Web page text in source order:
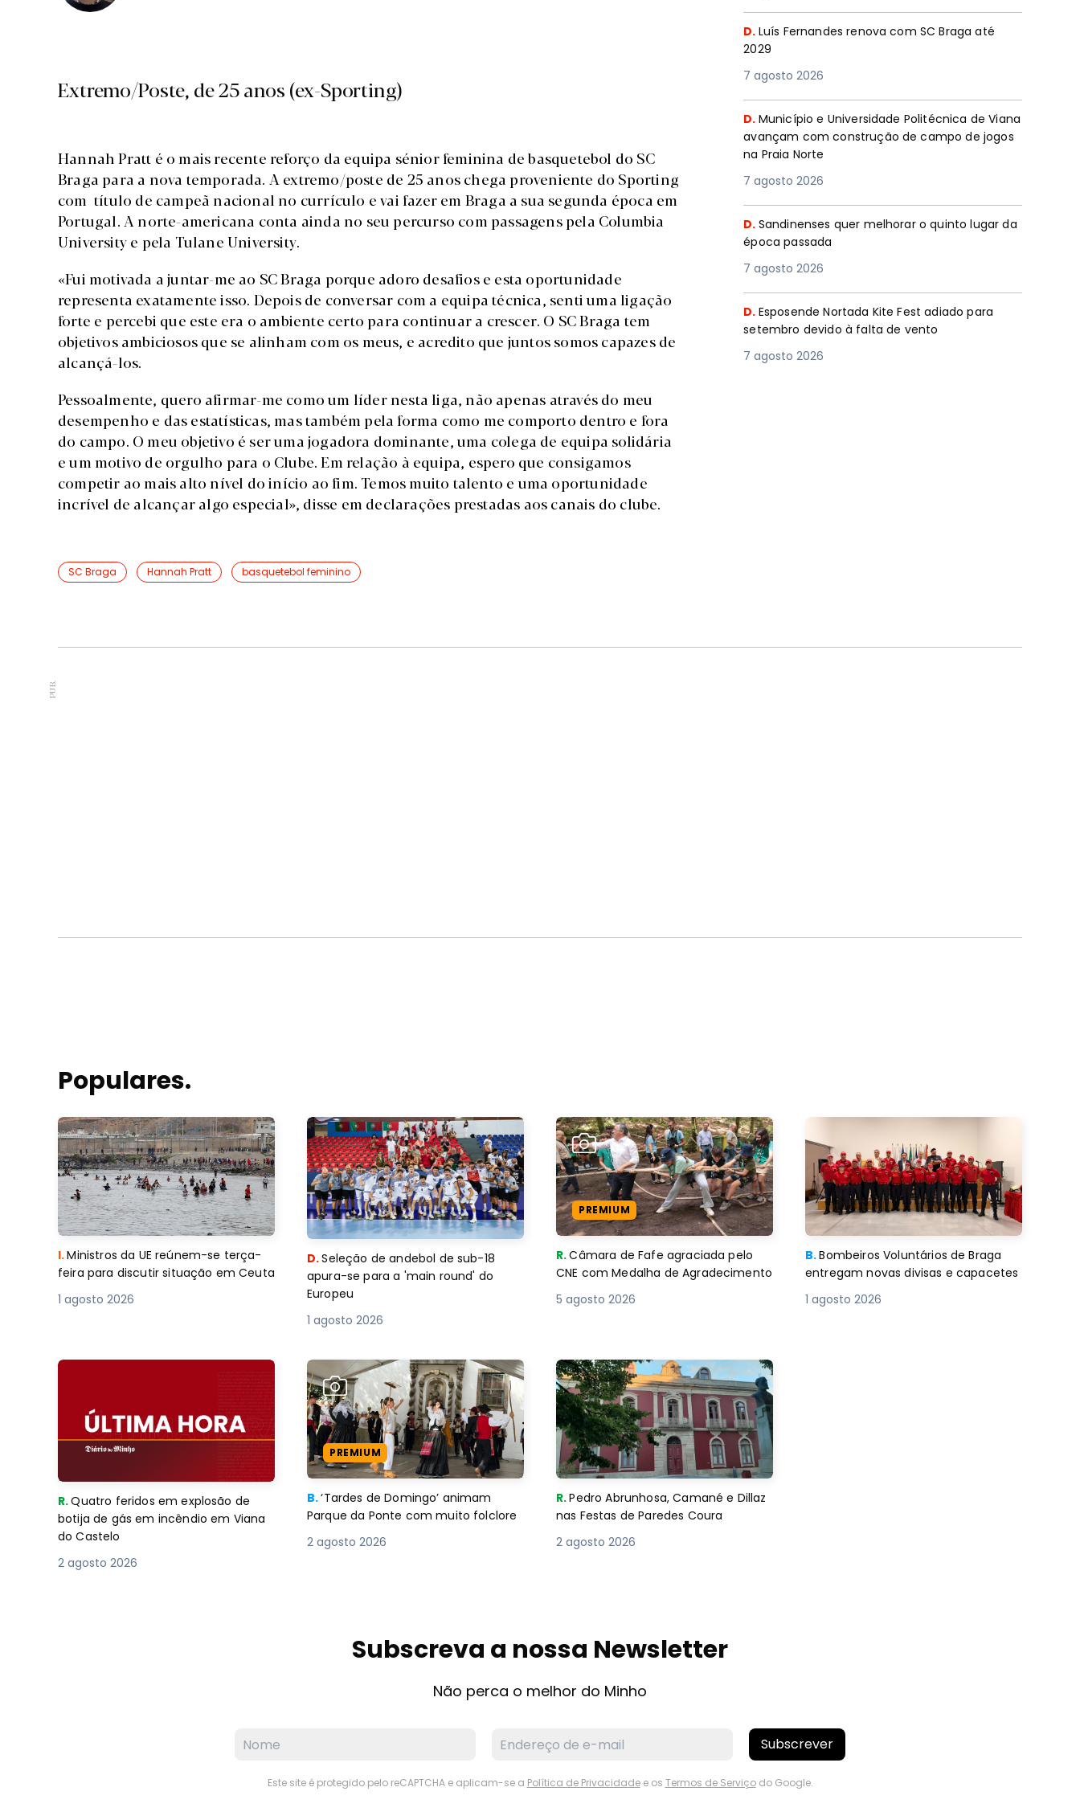
Extremo/Poste, de 25 anos (ex-Sporting)
Hannah Pratt é o mais recente reforço da equipa sénior feminina de basquetebol do SC
Braga para a nova temporada. A extremo/poste de 25 anos chega proveniente do Sporting
com título de campeã nacional no currículo e vai fazer em Braga a sua segunda época em
Portugal. A norte-americana conta ainda no seu percurso com passagens pela Columbia
University e pela Tulane University.
«Fui motivada a juntar-me ao SC Braga porque adoro desafios e esta oportunidade
representa exatamente isso. Depois de conversar com a equipa técnica, senti uma ligação
forte e percebi que este era o ambiente certo para continuar a crescer. O SC Braga tem
objetivos ambiciosos que se alinham com os meus, e acredito que juntos somos capazes de
alcançá-los.
Pessoalmente, quero afirmar-me como um líder nesta liga, não apenas através do meu
desempenho e das estatísticas, mas também pela forma como me comporto dentro e fora
do campo. O meu objetivo é ser uma jogadora dominante, uma colega de equipa solidária
e um motivo de orgulho para o Clube. Em relação à equipa, espero que consigamos
competir ao mais alto nível do início ao fim. Temos muito talento e uma oportunidade
incrível de alcançar algo especial», disse em declarações prestadas aos canais do clube.
SC Braga Hannah Pratt basquetebol feminino
D. Luís Fernandes renova com SC Braga até
2029
7 agosto 2026
D. Município e Universidade Politécnica de Viana
avançam com construção de campo de jogos
na Praia Norte
7 agosto 2026
D. Sandinenses quer melhorar o quinto lugar da
época passada
7 agosto 2026
D. Esposende Nortada Kite Fest adiado para
setembro devido à falta de vento
7 agosto 2026
PUB.
Populares.
I.Ministros da UE reúnem-se terça-
feira para discutir situação em Ceuta
1 agosto 2026
D.Seleção de andebol de sub-18
apura-se para a 'main round' do
Europeu
1 agosto 2026
PREMIUM
R.Câmara de Fafe agraciada pelo
CNE com Medalha de Agradecimento
5 agosto 2026
B.Bombeiros Voluntários de Braga
entregam novas divisas e capacetes
1 agosto 2026
R.Quatro feridos em explosão de
botija de gás em incêndio em Viana
do Castelo
2 agosto 2026
PREMIUM
B.‘Tardes de Domingo’ animam
Parque da Ponte com muito folclore
2 agosto 2026
R.Pedro Abrunhosa, Camané e Dillaz
nas Festas de Paredes Coura
2 agosto 2026
Subscreva a nossa Newsletter
Não perca o melhor do Minho
Subscrever
Este site é protegido pelo reCAPTCHA e aplicam-se a Política de Privacidadee os Termos de Serviçodo Google.